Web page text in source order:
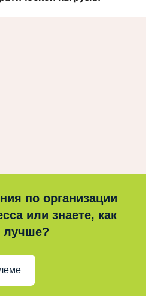
по организации
или знаете, как
лучше?